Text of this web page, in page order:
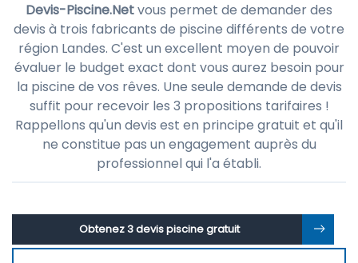
Devis-Piscine.Netvous permet de demander des
devis à trois fabricants de piscine différents de votre
région Landes. C'est un excellent moyen de pouvoir
évaluer le budget exact dont vous aurez besoin pour
la piscine de vos rêves. Une seule demande de devis
suffit pour recevoir les 3 propositions tarifaires !
Rappellons qu'un devis est en principe gratuit et qu'il
ne constitue pas un engagement auprès du
professionnel qui l'a établi.
Obtenez 3 devis piscine gratuit